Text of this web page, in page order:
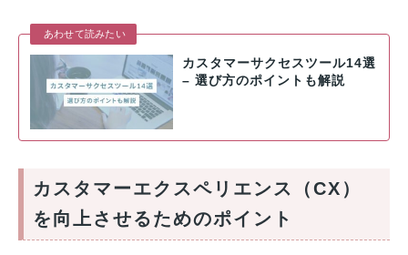
あわせて読みたい
カスタマーサクセスツール14選
– 選び方のポイントも解説
カスタマーエクスペリエンス（CX）
を向上させるためのポイント